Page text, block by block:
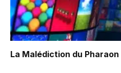
La Malédiction du Pharaon